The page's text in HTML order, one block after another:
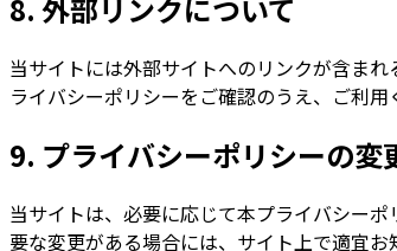
8. 外部リンクについて
当サイトには外部サイトへのリンクが含ま
ライバシーポリシーをご確認のうえ、ご利用
9. プライバシーポリシーの変
当サイトは、必要に応じて本プライバシー
要な変更がある場合には、サイト上で適宜お